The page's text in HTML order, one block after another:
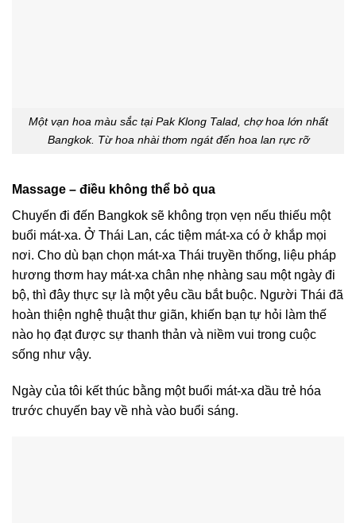
Một vạn hoa màu sắc tại Pak Klong Talad, chợ hoa lớn nhất
Bangkok. Từ hoa nhài thơm ngát đến hoa lan rực rỡ
Massage – điều không thể bỏ qua
Chuyến đi đến Bangkok sẽ không trọn vẹn nếu thiếu một
buổi mát-xa. Ở Thái Lan, các tiệm mát-xa có ở khắp mọi
nơi. Cho dù bạn chọn mát-xa Thái truyền thống, liệu pháp
hương thơm hay mát-xa chân nhẹ nhàng sau một ngày đi
bộ, thì đây thực sự là một yêu cầu bắt buộc. Người Thái đã
hoàn thiện nghệ thuật thư giãn, khiến bạn tự hỏi làm thế
nào họ đạt được sự thanh thản và niềm vui trong cuộc
sống như vậy.
Ngày của tôi kết thúc bằng một buổi mát-xa dầu trẻ hóa
trước chuyến bay về nhà vào buổi sáng.